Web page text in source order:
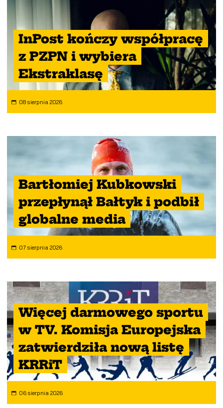
InPost kończy współpracę
z PZPN i wybiera
Ekstraklasę
08 sierpnia 2026
Bartłomiej Kubkowski
przepłynął Bałtyk i podbił
globalne media
07 sierpnia 2026
Więcej darmowego sportu
w TV. Komisja Europejska
zatwierdziła nową listę
KRRiT
06 sierpnia 2026